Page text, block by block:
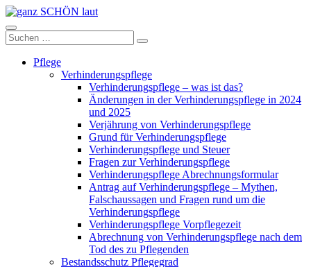
Zum
Inhalt
springen
ganz
SCHÖN
Suchen
nach:
Suchen
Pflege
Verhinderungspflege
Verhinderungspflege – was ist das?
Änderungen in der Verhinderungspflege in 2024
und 2025
Verjährung von Verhinderungspflege
Grund für Verhinderungspflege
Verhinderungspflege und Steuer
Fragen zur Verhinderungspflege
Verhinderungspflege Abrechnungsformular
Antrag auf Verhinderungspflege – Mythen,
Falschaussagen und Fragen rund um die
Verhinderungspflege
Verhinderungspflege Vorpflegezeit
Abrechnung von Verhinderungspflege nach dem
Tod des zu Pflegenden
Bestandsschutz Pflegegrad